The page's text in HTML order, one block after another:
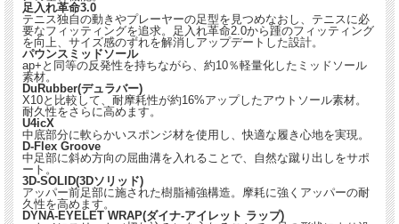
足入れ革命3.0
テニス独自の動きやプレーヤーの足型を見つめなおし、テニスに必
要なフィッティングを追求。足入れ革命2.0から踵のフィッティング
を向上、サイズ感のずれを解消しアップデートした設計。
パウンスミッドソール
ap+と同等の反発性を持ちながら、約10％軽量化したミッドソール
素材。
DuRubber(デュラバー)
X10と比較して、耐摩耗性が約16%アップしたアウトソール素材。
耐久性をさらに高めます。
U4icX
中底部分に軟らかいスポンジ材を使用し、快適な履き心地を実現。
D-Flex Groove
中足部に斜め方向の屈曲溝を入れることで、自然な蹴り出しをサポ
ート。
3D-SOLID(3Dソリッド)
アッパー前足部に施された樹脂補強構造。摩耗に強くアッパーの耐
久性を高めます。
DYNA-EYELET WRAP(ダイナ-アイレット ラップ)